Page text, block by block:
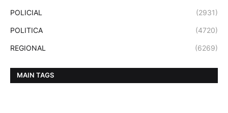
POLICIAL (2931)
POLITICA (4720)
REGIONAL (6269)
MAIN TAGS